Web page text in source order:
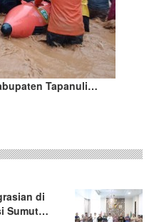
Tapanuli…
di
Sumut…